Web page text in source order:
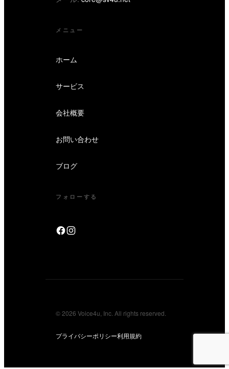
メニュー
ホーム
サービス
会社概要
お問い合わせ
ブログ
フォローする
© 2026 Voice4u, Inc. All rights reserved.
プライバシーポリシー利用規約